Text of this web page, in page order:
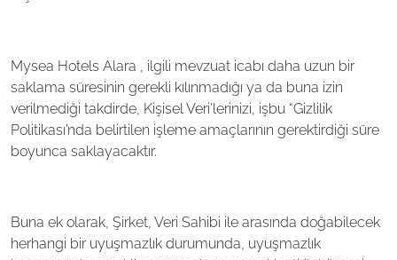
Mysea Hotels Alara , ilgili mevzuat icabı daha uzun bir
saklama süresinin gerekli kılınmadığı ya da buna izin
verilmediği takdirde, Kişisel Veri’lerinizi, işbu “Gizlilik
Politikası’nda belirtilen işleme amaçlarının gerektirdiği süre
boyunca saklayacaktır.
Buna ek olarak, Şirket, Veri Sahibi ile arasında doğabilecek
herhangi bir uyuşmazlık durumunda, uyuşmazlık